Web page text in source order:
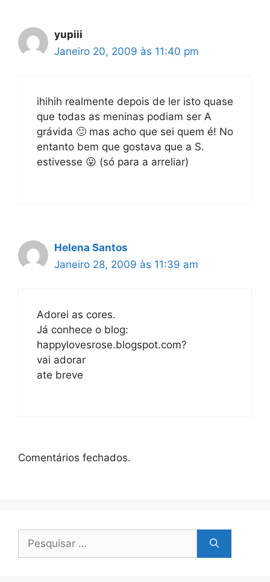
yupiii
Janeiro 20, 2009 às 11:40 pm
ihihih realmente depois de ler isto quase
que todas as meninas podiam ser A
grávida 🙂 mas acho que sei quem é! No
entanto bem que gostava que a S.
estivesse 😛 (só para a arreliar)
Helena Santos
Janeiro 28, 2009 às 11:39 am
Adorei as cores.
Já conhece o blog:
happylovesrose.blogspot.com?
vai adorar
ate breve
Comentários fechados.
por: